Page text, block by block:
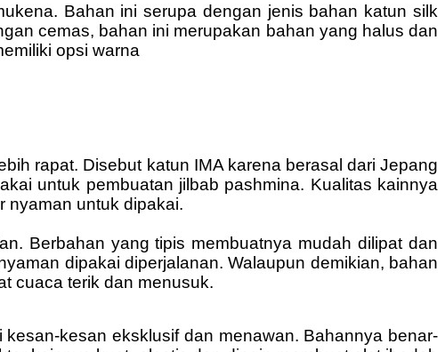
Bahan ini serupa dengan jenis bahan katun silk
cemas, bahan ini merupakan bahan yang halus dan
opsi warna
rapat. Disebut katun IMA karena berasal dari Jepang
untuk pembuatan jilbab pashmina. Kualitas kainnya
nyaman untuk dipakai.
Berbahan yang tipis membuatnya mudah dilipat dan
dipakai diperjalanan. Walaupun demikian, bahan
cuaca terik dan menusuk.
kesan eksklusif dan menawan. Bahannya benar-